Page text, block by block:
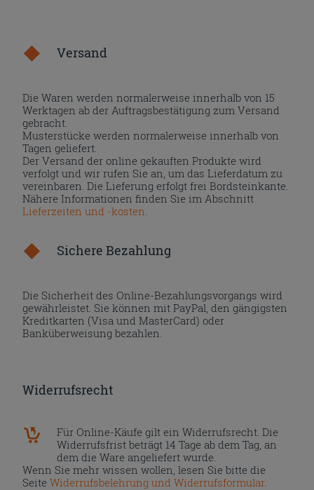
Versand
Die Waren werden normalerweise innerhalb von 15
Werktagen ab der Auftragsbestätigung zum Versand
gebracht.
Musterstücke werden normalerweise innerhalb von
Tagen geliefert.
Der Versand der online gekauften Produkte wird
verfolgt und wir rufen Sie an, um das Lieferdatum zu
vereinbaren. Die Lieferung erfolgt frei Bordsteinkante.
Nähere Informationen finden Sie im Abschnitt
Lieferzeiten und -kosten
Sichere Bezahlung
Die Sicherheit des Online-Bezahlungsvorgangs wird
gewährleistet. Sie können mit PayPal, den gängigsten
Kreditkarten (Visa und MasterCard) oder
Banküberweisung bezahlen.
Widerrufsrecht
Für Online-Käufe gilt ein Widerrufsrecht. Die
Widerrufsfrist beträgt 14 Tage ab dem Tag, an
dem die Ware angeliefert wurde.
Wenn Sie mehr wissen wollen, lesen Sie bitte die
SeiteWiderrufsbelehrung und Widerrufsformular.